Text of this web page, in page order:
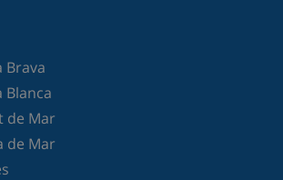
Brava
Blanca
de Mar
de Mar